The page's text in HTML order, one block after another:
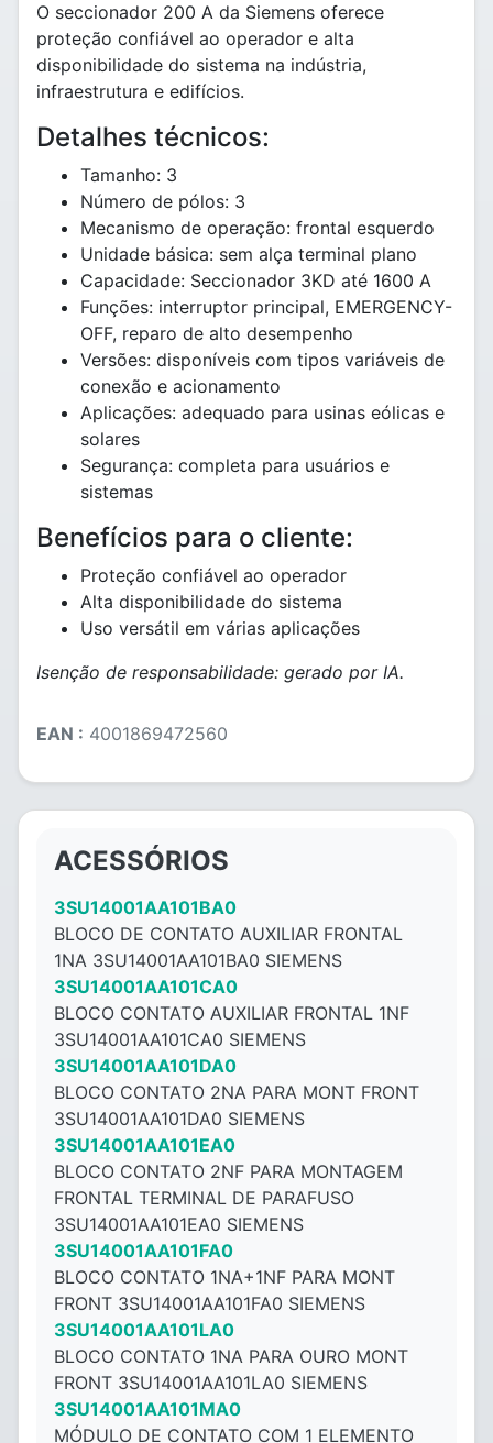
O seccionador 200 A da Siemens oferece
proteção confiável ao operador e alta
disponibilidade do sistema na indústria,
infraestrutura e edifícios.
Detalhes técnicos:
Tamanho: 3
Número de pólos: 3
Mecanismo de operação: frontal esquerdo
Unidade básica: sem alça terminal plano
Capacidade: Seccionador 3KD até 1600 A
Funções: interruptor principal, EMERGENCY-
OFF, reparo de alto desempenho
Versões: disponíveis com tipos variáveis de
conexão e acionamento
Aplicações: adequado para usinas eólicas e
solares
Segurança: completa para usuários e
sistemas
Benefícios para o cliente:
Proteção confiável ao operador
Alta disponibilidade do sistema
Uso versátil em várias aplicações
Isenção de responsabilidade: gerado por IA.
EAN : 4001869472560
ACESSÓRIOS
3SU14001AA101BA0
BLOCO DE CONTATO AUXILIAR FRONTAL
1NA 3SU14001AA101BA0 SIEMENS
3SU14001AA101CA0
BLOCO CONTATO AUXILIAR FRONTAL 1NF
3SU14001AA101CA0 SIEMENS
3SU14001AA101DA0
BLOCO CONTATO 2NA PARA MONT FRONT
3SU14001AA101DA0 SIEMENS
3SU14001AA101EA0
BLOCO CONTATO 2NF PARA MONTAGEM
FRONTAL TERMINAL DE PARAFUSO
3SU14001AA101EA0 SIEMENS
3SU14001AA101FA0
BLOCO CONTATO 1NA+1NF PARA MONT
FRONT 3SU14001AA101FA0 SIEMENS
3SU14001AA101LA0
BLOCO CONTATO 1NA PARA OURO MONT
FRONT 3SU14001AA101LA0 SIEMENS
3SU14001AA101MA0
MÓDULO DE CONTATO COM 1 ELEMENTO